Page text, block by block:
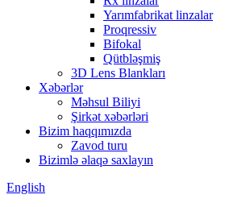
Yarımfabrikat linzalar
Proqressiv
Bifokal
Qütbləşmiş
3D Lens Blankları
Xəbərlər
Məhsul Biliyi
Şirkət xəbərləri
Bizim haqqımızda
Zavod turu
Bizimlə əlaqə saxlayın
English